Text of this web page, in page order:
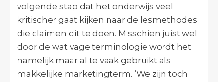
volgende stap dat het onderwijs veel
kritischer gaat kijken naar de lesmethodes
die claimen dit te doen. Misschien juist wel
door de wat vage terminologie wordt het
namelijk maar al te vaak gebruikt als
makkelijke marketingterm. ‘We zijn toch